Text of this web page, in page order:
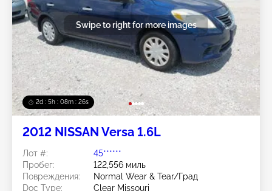
2d : 5h : 08m : 24s
Swipe to right for more images
2012 NISSAN Versa 1.6L
Лот #:
45******
Пробег:
122,556 миль
Повреждения:
Normal Wear & Tear/Град
Doc Type:
Clear Missouri